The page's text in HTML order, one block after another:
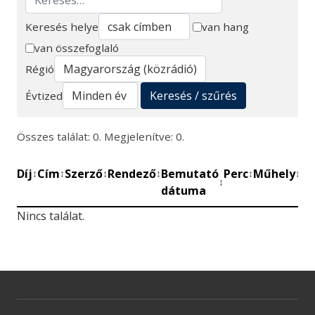
Keresés
Keresés helye
van hang
van összefoglaló
Régió
Évtized
Keresés / szűrés
Összes találat: 0. Megjelenítve: 0.
Díj↕Cím↕Szerző↕Rendező↕Bemutató
dátuma
↕
Perc↕Műhely↕
Nincs találat.